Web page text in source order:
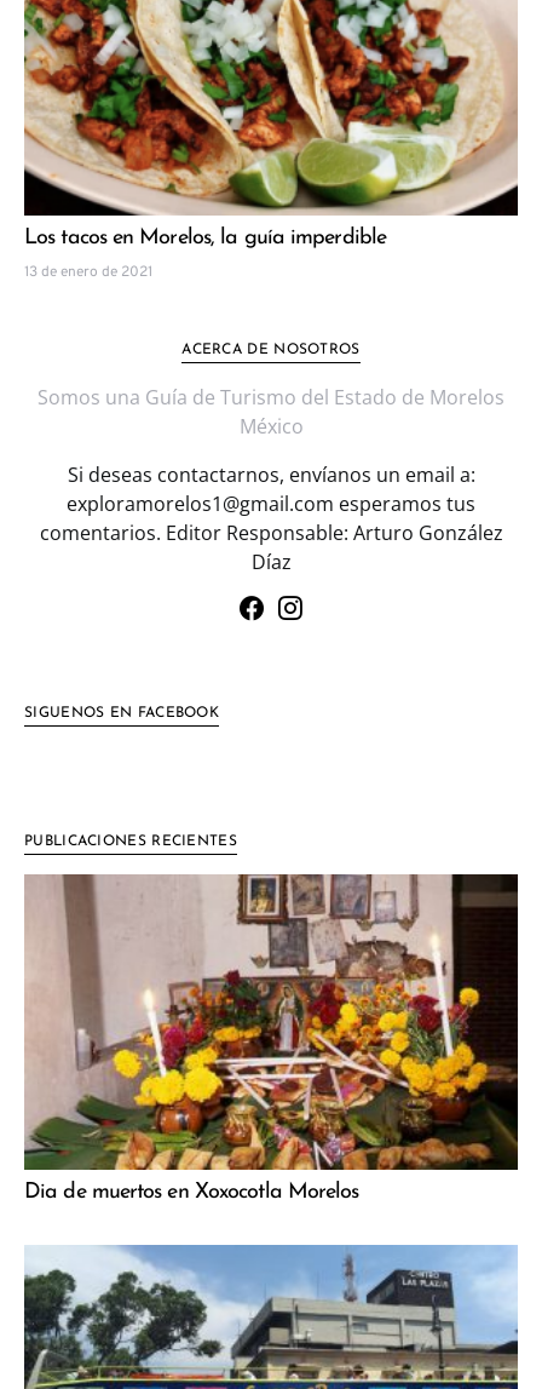
Los tacos en Morelos, la guía imperdible
13 de enero de 2021
ACERCA DE NOSOTROS
Somos una Guía de Turismo del Estado de Morelos
México
Si deseas contactarnos, envíanos un email a:
exploramorelos1@gmail.com esperamos tus
comentarios. Editor Responsable: Arturo González
Díaz
SIGUENOS EN FACEBOOK
PUBLICACIONES RECIENTES
Dia de muertos en Xoxocotla Morelos